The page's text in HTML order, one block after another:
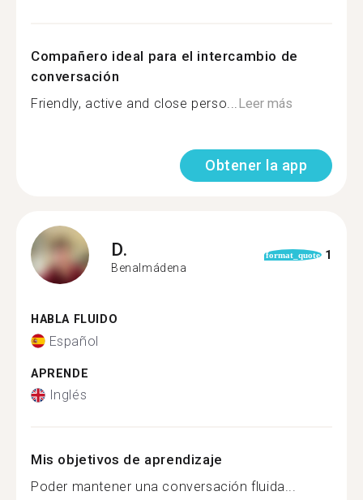
Compañero ideal para el intercambio de
conversación
Friendly, active and close perso...Leer más
Obtener la app
D.
Benalmádena
format_quote 1
HABLA FLUIDO
Español
APRENDE
Inglés
Mis objetivos de aprendizaje
Poder mantener una conversación fluida...